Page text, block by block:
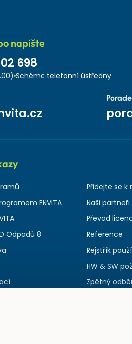
napište
698
Schéma telefonní ústředny
ENVITA
Odpadů 8
Přidejte se k
Naši partneři
Převod
Reference
Rejstřík
HW & SW
Zpětný